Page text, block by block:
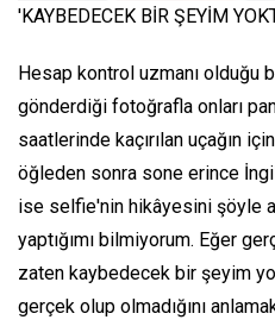
'KAYBEDECEK BİR ŞEYİM
Hesap kontrol uzmanı olduğu
gönderdiği fotoğrafla onları
saatlerinde kaçırılan uçağın
öğleden sonra sone erince
ise selfie'nin hikâyesini şöyle
yaptığımı bilmiyorum. Eğer
zaten kaybedecek bir şeyim
gerçek olup olmadığını